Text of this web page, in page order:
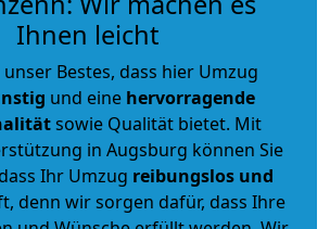
Ihnen leicht
Bestes, dass hier Umzug
und eine hervorragende
sowie Qualität bietet. Mit
in Augsburg können Sie
Ihr Umzug reibungslos und
denn wir sorgen dafür, dass Ihre